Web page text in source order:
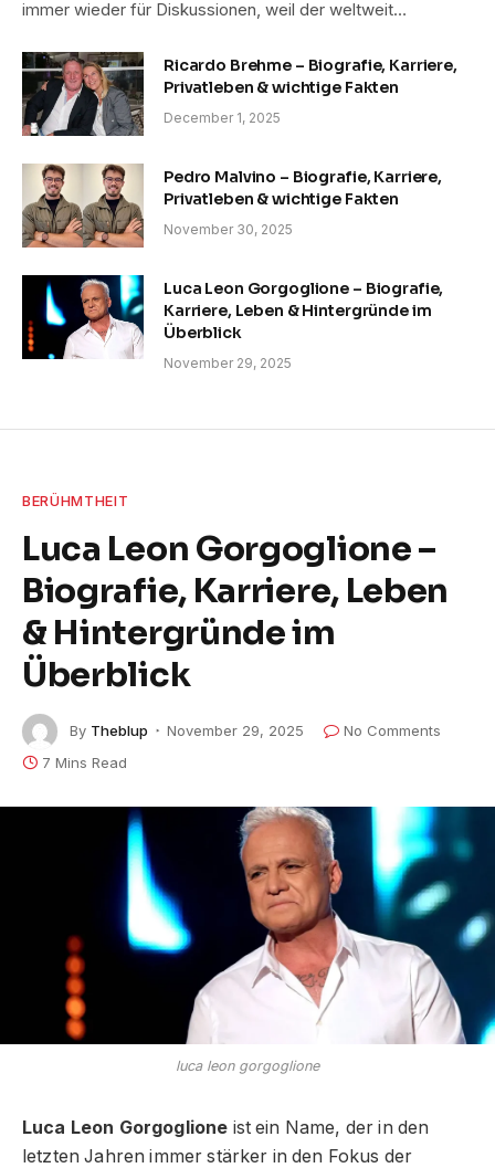
immer wieder für Diskussionen, weil der weltweit…
Ricardo Brehme – Biografie, Karriere,
Privatleben & wichtige Fakten
December 1, 2025
Pedro Malvino – Biografie, Karriere,
Privatleben & wichtige Fakten
November 30, 2025
Luca Leon Gorgoglione – Biografie,
Karriere, Leben & Hintergründe im
Überblick
November 29, 2025
BERÜHMTHEIT
Luca Leon Gorgoglione –
Biografie, Karriere, Leben
& Hintergründe im
Überblick
By Theblup November 29, 2025
No Comments
7 Mins Read
luca leon gorgoglione
Luca Leon Gorgoglione ist ein Name, der in den
letzten Jahren immer stärker in den Fokus der